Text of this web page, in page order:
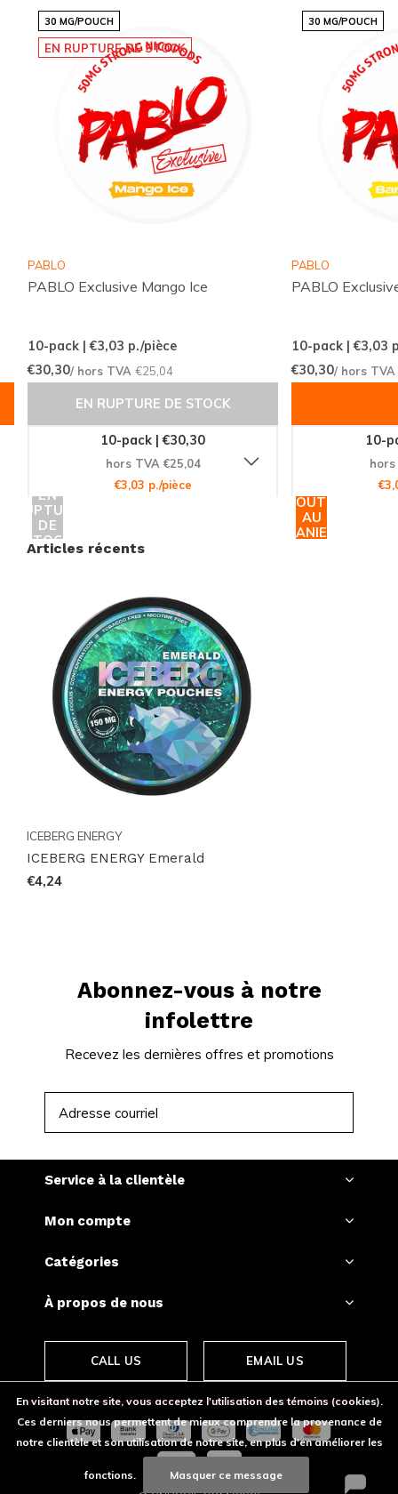
30 MG/POUCH
EN RUPTURE DE STOCK
PABLO
PABLO Exclusive Mango Ice
10-pack | €3,03 p./pièce
€30,30/ hors TVA€25,04
EN RUPTURE DE STOCK
10-pack | €30,30
hors TVA €25,04
€3,03 p./pièce
EN
RUPTURE
DE
STOCK
30 MG/POUCH
PABLO
PABLO
10-pack | €3,03
€30,30/ hors
10-
hors
AJOUTER
AU
PANIER
Articles récents
ICEBERG ENERGY
ICEBERG ENERGY Emerald
€4,24
Abonnez-vous à notre
infolettre
Recevez les dernières offres et promotions
Service à la clientèle
Mon compte
Catégories
À propos de nous
CALL US EMAIL US
En visitant notre site, vous acceptez l'utilisation des témoins (cookies).
Ces derniers nous permettent de mieux comprendre la provenance de
notre clientèle et son utilisation de notre site, en plus d'en améliorer les
fonctions. Masquer ce message